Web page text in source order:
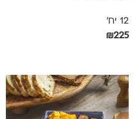
12 יח'
₪225